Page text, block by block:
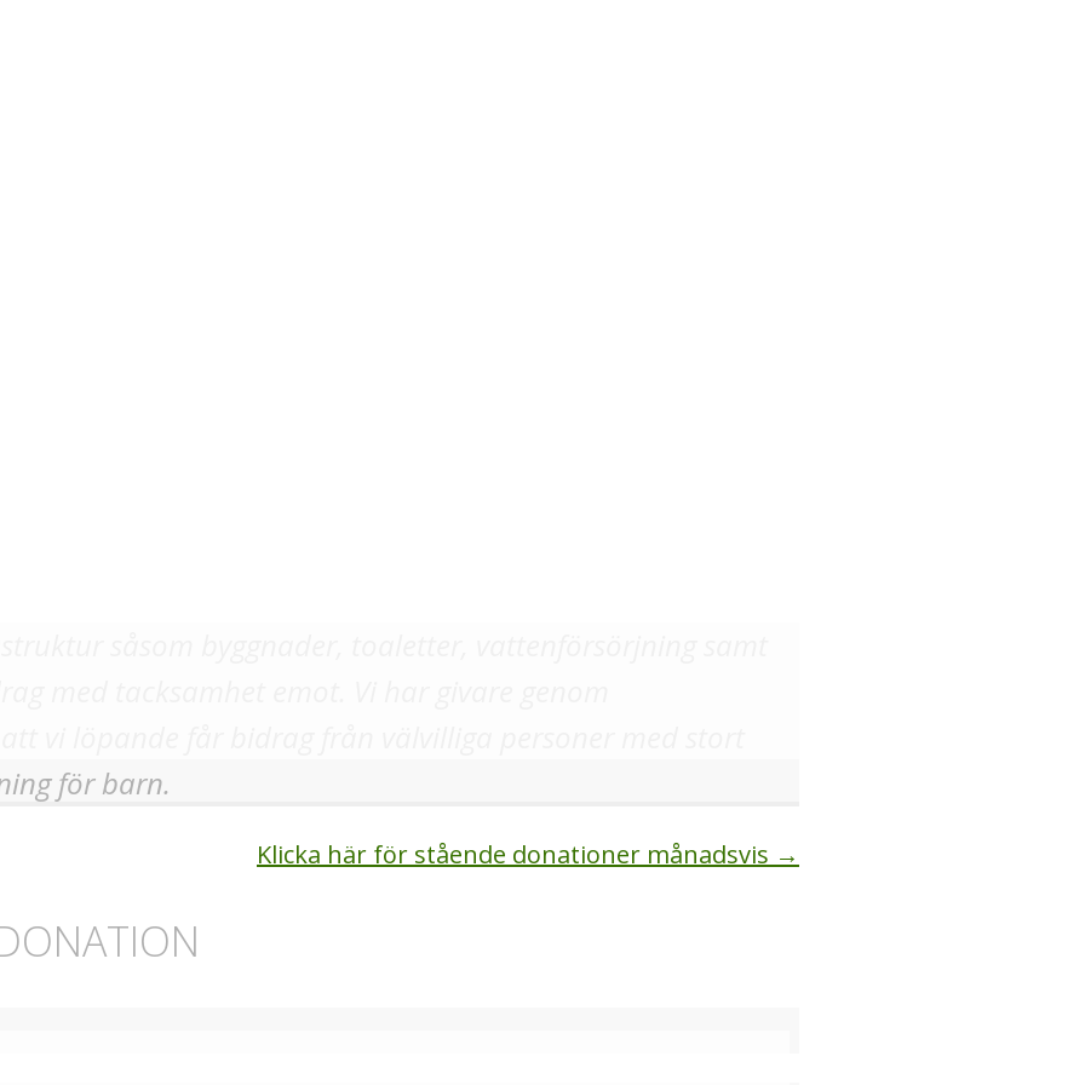
såsom byggnader, toaletter, vattenförsörjning samt
med tacksamhet emot. Vi har givare genom
vi löpande får bidrag från välvilliga personer med stort
för barn.
Klicka här för stående donationer månadsvis →